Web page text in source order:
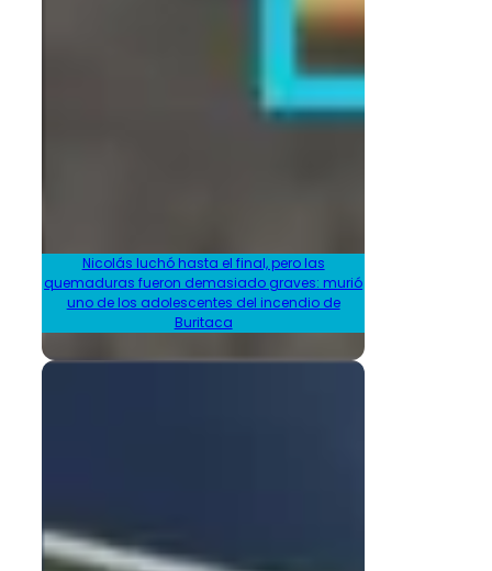
Nicolás luchó hasta el final, pero las
quemaduras fueron demasiado graves: murió
uno de los adolescentes del incendio de
Buritaca